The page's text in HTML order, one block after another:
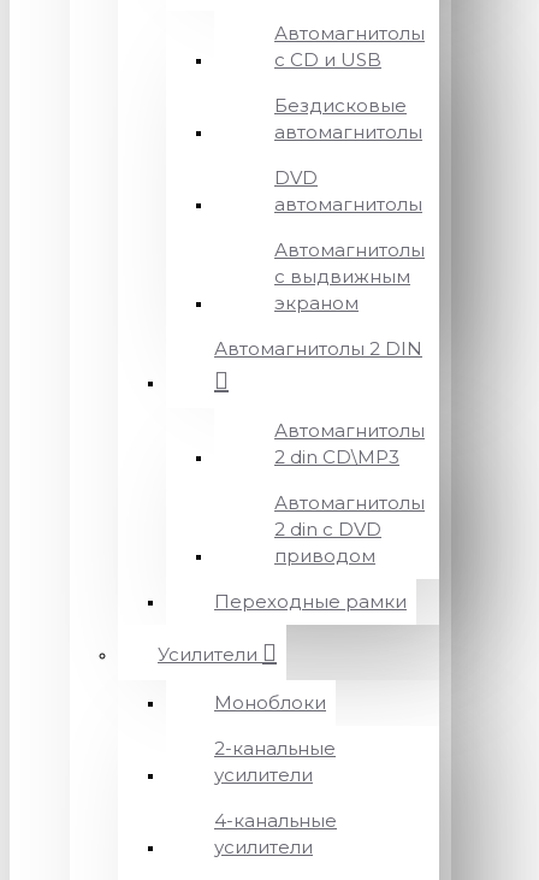
Автомагнитолы
с CD и USB
Бездисковые
автомагнитолы
DVD
автомагнитолы
Автомагнитолы
с выдвижным
экраном
Автомагнитолы 2 DIN
Автомагнитолы
2 din CD\MP3
Автомагнитолы
2 din с DVD
приводом
Переходные рамки
Усилители
Моноблоки
2-канальные
усилители
4-канальные
усилители